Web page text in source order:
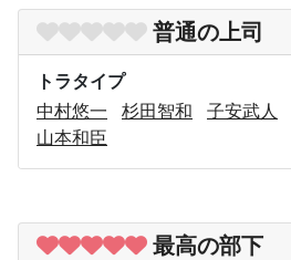
普通の上司
トラタイプ
中村悠一
杉田智和 子安武人
山本和臣
最高の部下